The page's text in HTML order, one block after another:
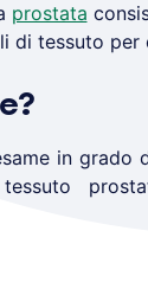
prostata
di tessuto
in